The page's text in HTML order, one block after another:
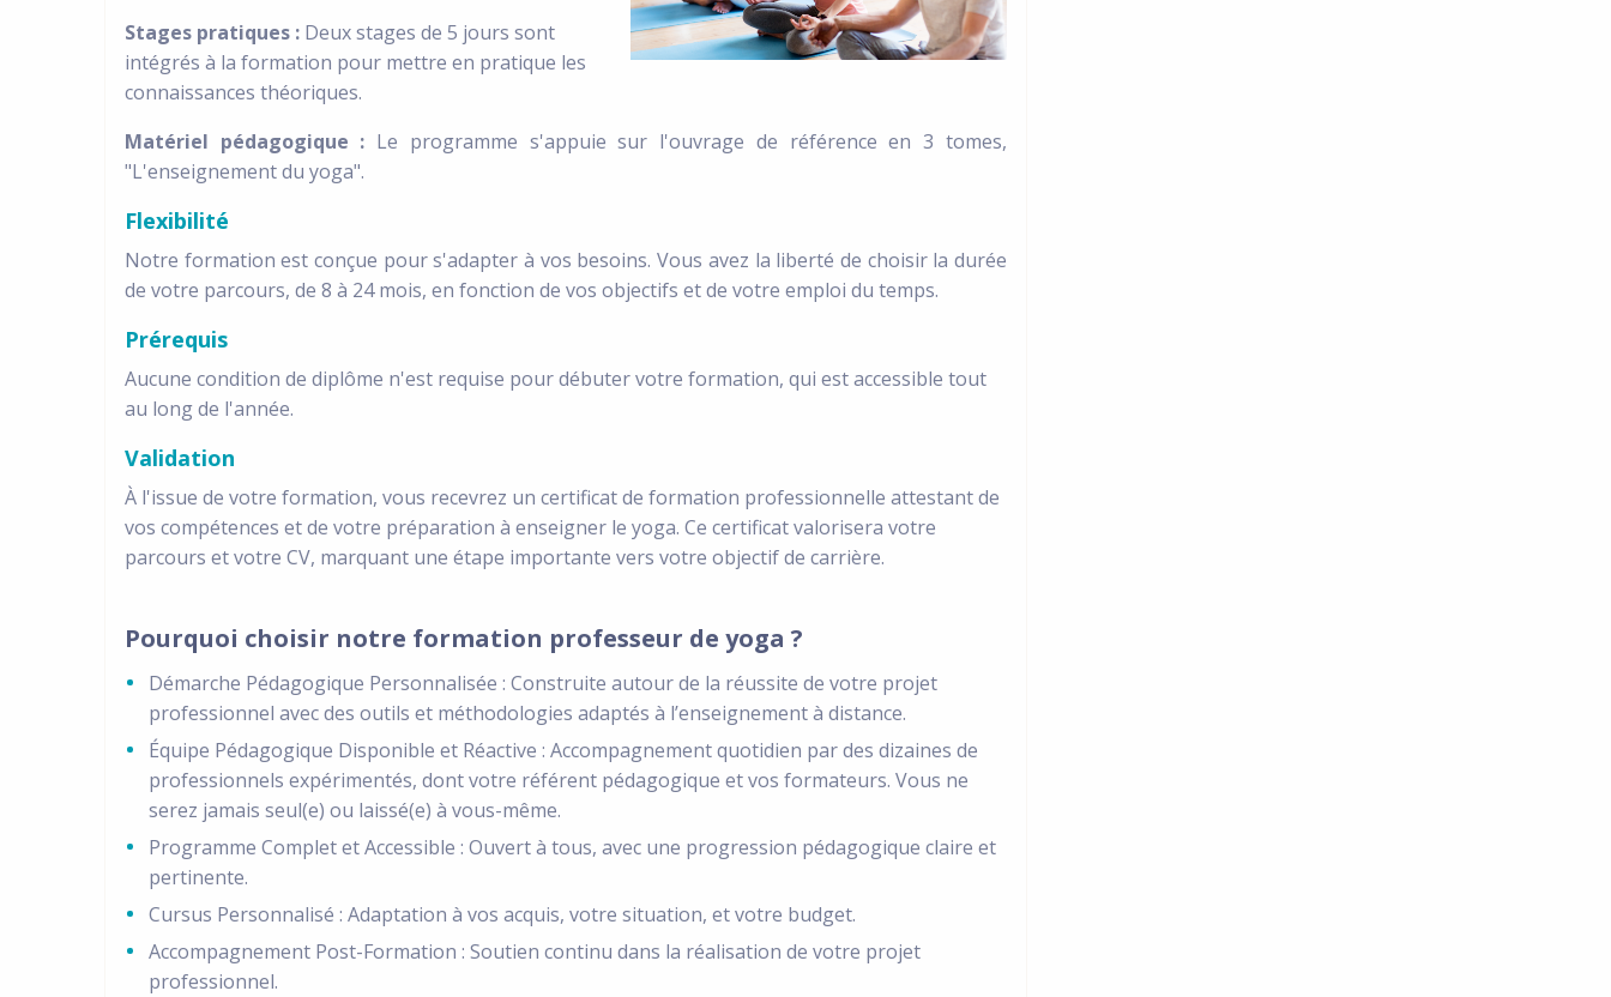
Stages pratiques : Deux stages de 5 jours sont
intégrés à la formation pour mettre en pratique les
connaissances théoriques.
Matériel pédagogique : Le programme s'appuie sur l'ouvrage de référence en 3 tomes,
"L'enseignement du yoga".
Flexibilité
Notre formation est conçue pour s'adapter à vos besoins. Vous avez la liberté de choisir la durée
de votre parcours, de 8 à 24 mois, en fonction de vos objectifs et de votre emploi du temps.
Prérequis
Aucune condition de diplôme n'est requise pour débuter votre formation, qui est accessible tout
au long de l'année.
Validation
À l'issue de votre formation, vous recevrez un certificat de formation professionnelle attestant de
vos compétences et de votre préparation à enseigner le yoga. Ce certificat valorisera votre
parcours et votre CV, marquant une étape importante vers votre objectif de carrière.
Pourquoi choisir notre formation professeur de yoga ?
Démarche Pédagogique Personnalisée : Construite autour de la réussite de votre projet
professionnel avec des outils et méthodologies adaptés à l’enseignement à distance.
Équipe Pédagogique Disponible et Réactive : Accompagnement quotidien par des dizaines de
professionnels expérimentés, dont votre référent pédagogique et vos formateurs. Vous ne
serez jamais seul(e) ou laissé(e) à vous-même.
Programme Complet et Accessible : Ouvert à tous, avec une progression pédagogique claire et
pertinente.
Cursus Personnalisé : Adaptation à vos acquis, votre situation, et votre budget.
Accompagnement Post-Formation : Soutien continu dans la réalisation de votre projet
professionnel.